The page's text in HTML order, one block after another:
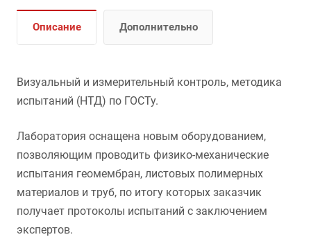
Описание Дополнительно
Визуальный и измерительный контроль, методика
испытаний (НТД) по ГОСТу.
Лаборатория оснащена новым оборудованием,
позволяющим проводить физико-механические
испытания геомембран, листовых полимерных
материалов и труб, по итогу которых заказчик
получает протоколы испытаний с заключением
экспертов.